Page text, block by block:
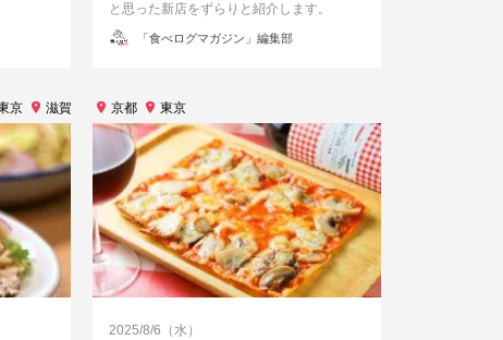
と思った新店をずらりと紹介します。
投「食べログマガジン」編集部
京 滋賀 石川 神奈川
京都 東京
2025/8/6（水）